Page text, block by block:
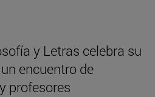
y Letras celebra su
encuentro de
profesores